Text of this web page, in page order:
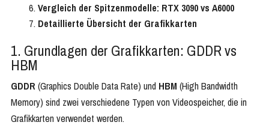
Vergleich der Spitzenmodelle: RTX 3090 vs A6000
Detaillierte Übersicht der Grafikkarten
1. Grundlagen der Grafikkarten: GDDR vs
HBM
GDDR(Graphics Double Data Rate) und HBM (High Bandwidth
Memory) sind zwei verschiedene Typen von Videospeicher, die in
Grafikkarten verwendet werden.